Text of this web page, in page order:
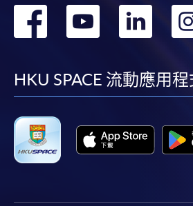
轉
facebook
轉 轉
HKU SPACE 流動應用